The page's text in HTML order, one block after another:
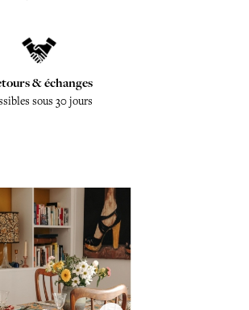
& échanges
sous 30 jours